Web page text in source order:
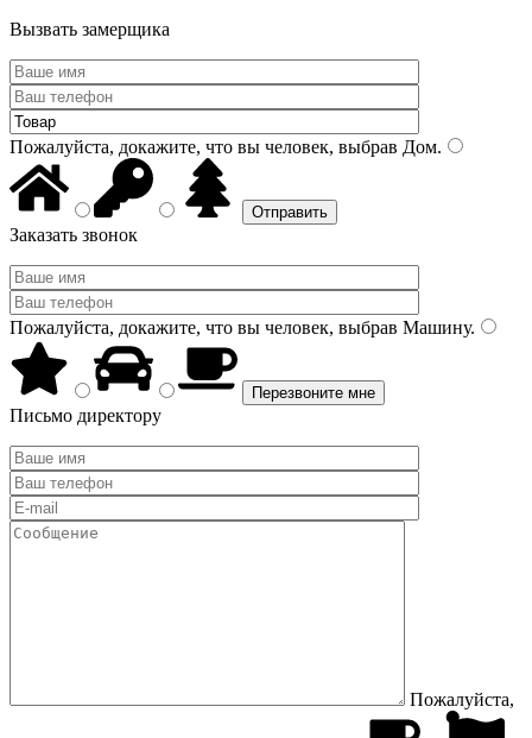
Вызвать замерщика
Пожалуйста, докажите, что вы человек, выбрав Дом.
Заказать звонок
Пожалуйста, докажите, что вы человек, выбрав Машину.
Письмо директору
Пожалуйста,